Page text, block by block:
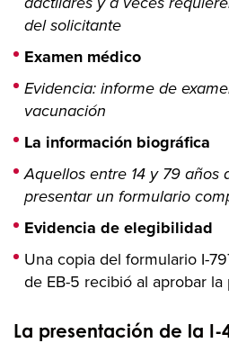
del solicitante
Examen médico
Evidencia: informe de
vacunación
La información biográfica
Aquellos entre 14 y 79 años
presentar un formulario
Evidencia de elegibilidad
Una copia del formulario I-
de EB-5 recibió al aprobar
La presentación de la I-